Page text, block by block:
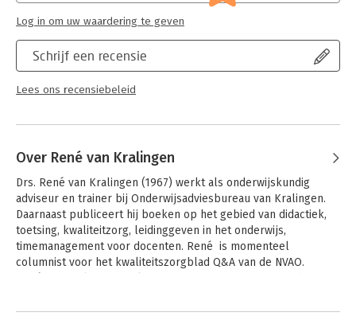
groepsgesprekken en diversiteit in de klas.
lerarenis een actueel, toegankelijk geschreven en praktisch
boek voor elke leraar (in opleiding) in het voortgezet
onderwijs en het beroepsonderwijs.
Schrijf een recensie
Lees ons recensiebeleid
Log in om uw waardering te geven
Over René van Kralingen
Drs. René van Kralingen (1967) werkt als onderwijskundig
adviseur en trainer bij Onderwijsadviesbureau van Kralingen.
Daarnaast publiceert hij boeken op het gebied van didactiek,
toetsing, kwaliteitzorg, leidinggeven in het onderwijs,
timemanagement voor docenten. René  is momenteel
columnist voor het kwaliteitszorgblad Q&A van de NVAO.
Rotterdam als onderwijskundig opleidingsdocent. Daarvoor
Andere boeken door René van